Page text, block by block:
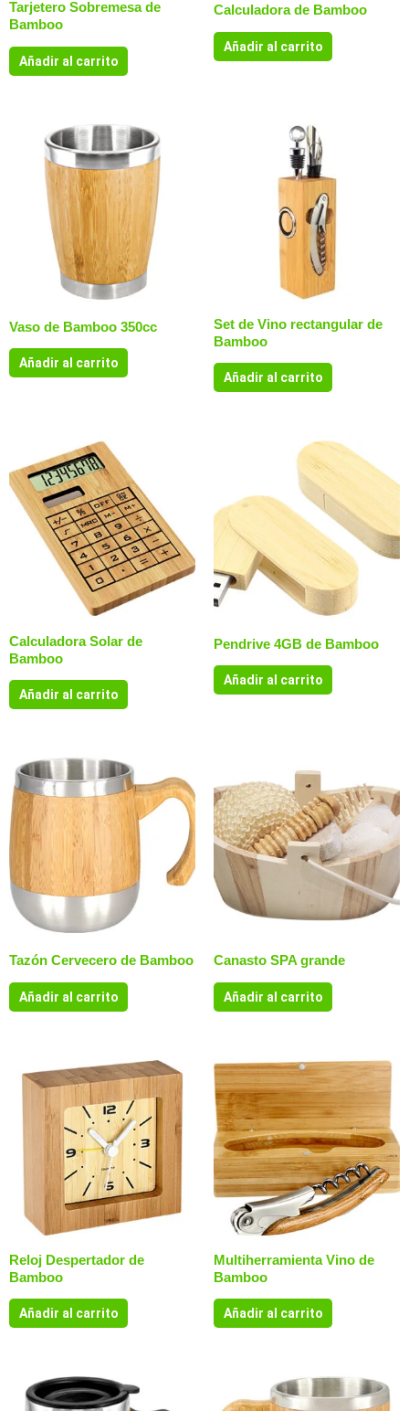
Tarjetero Sobremesa de
Bamboo
Añadir al carrito
Calculadora de Bamboo
Añadir al carrito
Vaso de Bamboo 350cc
Añadir al carrito
Set de Vino rectangular de
Bamboo
Añadir al carrito
Calculadora Solar de
Bamboo
Añadir al carrito
Pendrive 4GB de Bamboo
Añadir al carrito
Tazón Cervecero de Bamboo
Añadir al carrito
Canasto SPA grande
Añadir al carrito
Reloj Despertador de
Bamboo
Añadir al carrito
Multiherramienta Vino de
Bamboo
Añadir al carrito